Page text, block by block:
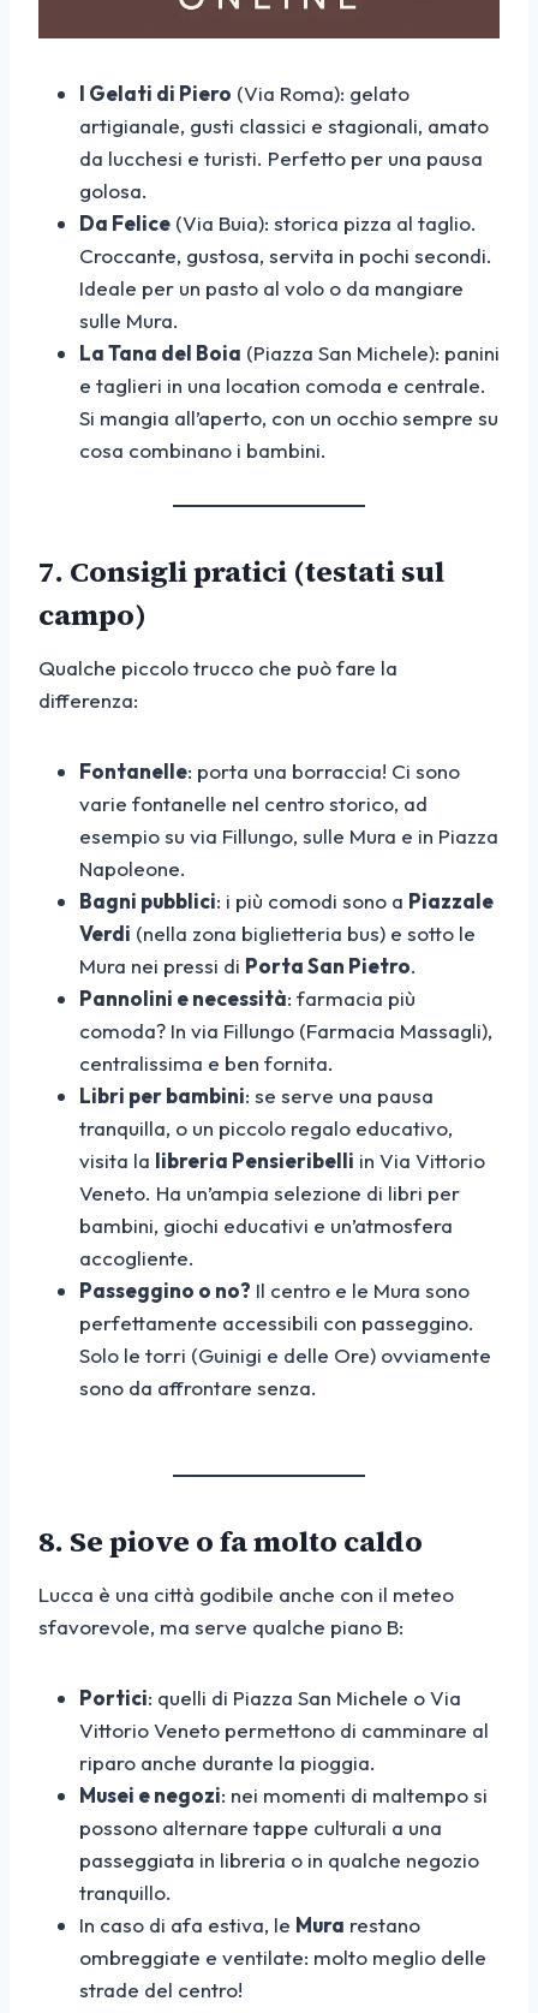
I Gelati di Piero (Via Roma): gelato
artigianale, gusti classici e stagionali, amato
da lucchesi e turisti. Perfetto per una pausa
golosa.
Da Felice (Via Buia): storica pizza al taglio.
Croccante, gustosa, servita in pochi secondi.
Ideale per un pasto al volo o da mangiare
sulle Mura.
La Tana del Boia (Piazza San Michele): panini
e taglieri in una location comoda e centrale.
Si mangia all’aperto, con un occhio sempre su
cosa combinano i bambini.
7. Consigli pratici (testati sul
campo)
Qualche piccolo trucco che può fare la
differenza:
Fontanelle: porta una borraccia! Ci sono
varie fontanelle nel centro storico, ad
esempio su via Fillungo, sulle Mura e in Piazza
Napoleone.
Bagni pubblici: i più comodi sono a Piazzale
Verdi (nella zona biglietteria bus) e sotto le
Mura nei pressi di Porta San Pietro.
Pannolini e necessità: farmacia più
comoda? In via Fillungo (Farmacia Massagli),
centralissima e ben fornita.
Libri per bambini: se serve una pausa
tranquilla, o un piccolo regalo educativo,
visita la libreria Pensieribelli in Via Vittorio
Veneto. Ha un’ampia selezione di libri per
bambini, giochi educativi e un’atmosfera
accogliente.
Passeggino o no? Il centro e le Mura sono
perfettamente accessibili con passeggino.
Solo le torri (Guinigi e delle Ore) ovviamente
sono da affrontare senza.
8. Se piove o fa molto caldo
Lucca è una città godibile anche con il meteo
sfavorevole, ma serve qualche piano B:
Portici: quelli di Piazza San Michele o Via
Vittorio Veneto permettono di camminare al
riparo anche durante la pioggia.
Musei e negozi: nei momenti di maltempo si
possono alternare tappe culturali a una
passeggiata in libreria o in qualche negozio
tranquillo.
In caso di afa estiva, le Mura restano
ombreggiate e ventilate: molto meglio delle
strade del centro!